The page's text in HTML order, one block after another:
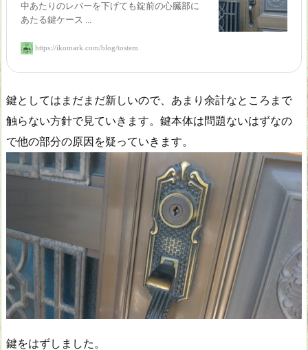
中あたりのレバーを下げても錠前の心臓部に
あたる鍵ケース ...
https://ikomark.com/blog/tostem
鍵としてはまだまだ新しいので、あまり余計なところまで
触らない方針で見ていきます。鍵本体は問題ないはずなの
で他の部分の原因を疑っていきます。
鍵をはずしました。